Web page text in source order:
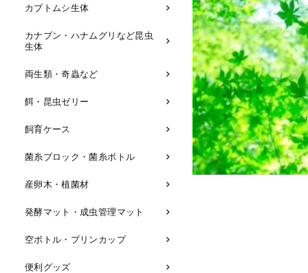
カブトムシ生体
カナブン・ハナムグリなど昆虫
生体
両生類・奇蟲など
餌・昆虫ゼリー
飼育ケース
菌糸ブロック・菌糸ボトル
産卵木・植菌材
発酵マット・成虫管理マット
空ボトル・プリンカップ
便利グッズ